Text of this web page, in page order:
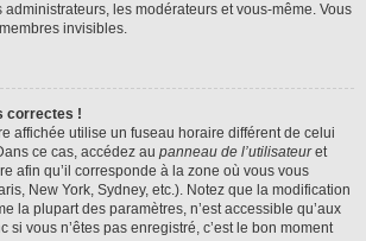
les modérateurs et vous-même. Vous
invisibles.
correctes !
affichée utilise un fuseau horaire différent de celui
ce cas, accédez au panneau de l’utilisateuret
afin qu’il corresponde à la zone où vous vous
New York, Sydney, etc.). Notez que la modification
la plupart des paramètres, n’est accessible qu’aux
si vous n’êtes pas enregistré, c’est le bon moment